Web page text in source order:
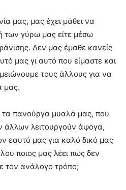
μας, μας έχει μάθει να
των γύρω μας είτε μέσω
Δεν μας έμαθε κανείς
μας γι αυτό που είμαστε και
τους άλλους για να
μας.
πανούργα μυαλά μας, που
λειτουργούν άψογα,
εαυτό μας για καλό δικό μας
ποιος μας λέει πως δεν
τον ανάλογο τρόπο;